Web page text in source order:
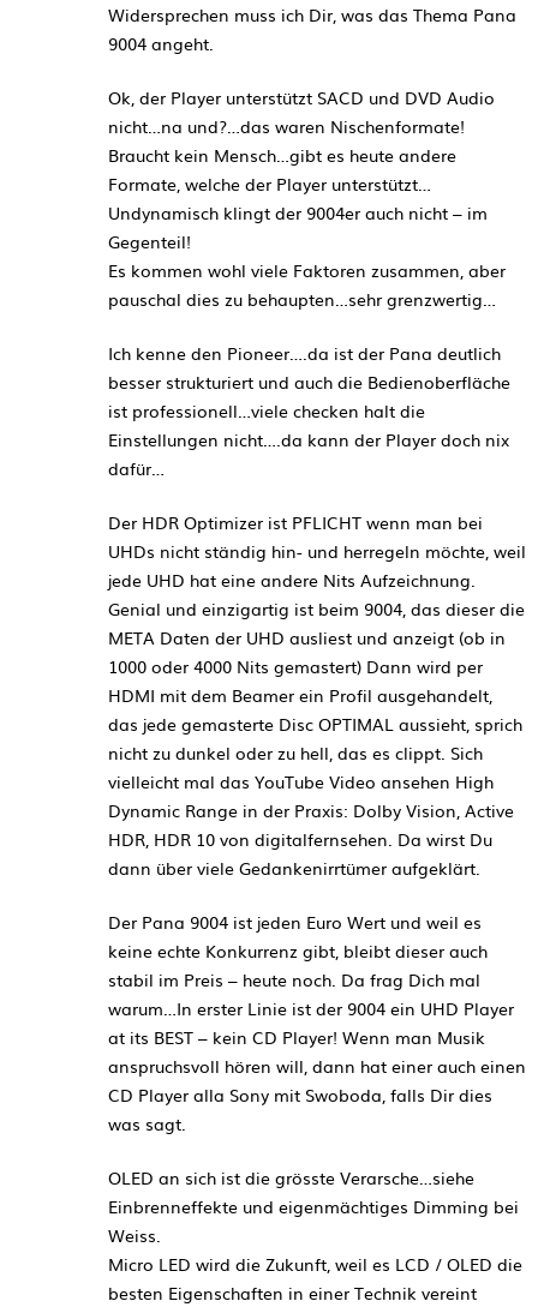
Widersprechen muss ich Dir, was das Thema Pana
9004 angeht.
Ok, der Player unterstützt SACD und DVD Audio
nicht…na und?…das waren Nischenformate!
Braucht kein Mensch…gibt es heute andere
Formate, welche der Player unterstützt…
Undynamisch klingt der 9004er auch nicht – im
Gegenteil!
Es kommen wohl viele Faktoren zusammen, aber
pauschal dies zu behaupten…sehr grenzwertig…
Ich kenne den Pioneer….da ist der Pana deutlich
besser strukturiert und auch die Bedienoberfläche
ist professionell…viele checken halt die
Einstellungen nicht….da kann der Player doch nix
dafür…
Der HDR Optimizer ist PFLICHT wenn man bei
UHDs nicht ständig hin- und herregeln möchte, weil
jede UHD hat eine andere Nits Aufzeichnung.
Genial und einzigartig ist beim 9004, das dieser die
META Daten der UHD ausliest und anzeigt (ob in
1000 oder 4000 Nits gemastert) Dann wird per
HDMI mit dem Beamer ein Profil ausgehandelt,
das jede gemasterte Disc OPTIMAL aussieht, sprich
nicht zu dunkel oder zu hell, das es clippt. Sich
vielleicht mal das YouTube Video ansehen High
Dynamic Range in der Praxis: Dolby Vision, Active
HDR, HDR 10 von digitalfernsehen. Da wirst Du
dann über viele Gedankenirrtümer aufgeklärt.
Der Pana 9004 ist jeden Euro Wert und weil es
keine echte Konkurrenz gibt, bleibt dieser auch
stabil im Preis – heute noch. Da frag Dich mal
warum…In erster Linie ist der 9004 ein UHD Player
at its BEST – kein CD Player! Wenn man Musik
anspruchsvoll hören will, dann hat einer auch einen
CD Player alla Sony mit Swoboda, falls Dir dies
was sagt.
OLED an sich ist die grösste Verarsche…siehe
Einbrenneffekte und eigenmächtiges Dimming bei
Weiss.
Micro LED wird die Zukunft, weil es LCD / OLED die
besten Eigenschaften in einer Technik vereint